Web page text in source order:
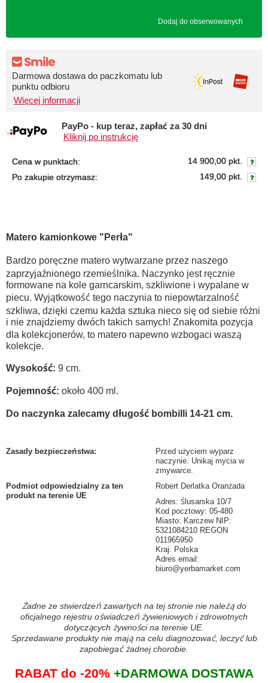
Dodaj do obserwowanych
Darmowa dostawa do paczkomatu lub
punktu odbioru
Więcej informacji
PayPo - kup teraz, zapłać za 30 dni
Kliknij po instrukcję
Cena w punktach:
14 900,00 pkt.
Po zakupie otrzymasz:
149,00 pkt.
Matero kamionkowe "Perła"
Bardzo poręczne matero wytwarzane przez naszego
zaprzyjaźnionego rzemieślnika. Naczynko jest ręcznie
formowane na kole garncarskim, szkliwione i wypalane w
piecu. Wyjątkowość tego naczynia to niepowtarzalność
szkliwa, dzięki czemu każda sztuka nieco się od siebie różni
i nie znajdziemy dwóch takich samych! Znakomita pozycja
dla kolekcjonerów, to matero napewno wzbogaci waszą
kolekcje.
Wysokość: 9 cm.
Pojemność: około 400 ml.
Do naczynka zalecamy długość bombilli 14-21 cm.
Zasady bezpieczeństwa:
Przed użyciem wyparz
naczynie. Unikaj mycia w
zmywarce.
Podmiot odpowiedzialny za ten
produkt na terenie UE
Robert Derlatka Oranżada
Adres: Ślusarska 10/7
Kod pocztowy: 05-480
Miasto: Karczew NIP:
5321084210 REGON
011965950
Kraj: Polska
Adres email:
biuro@yerbamarket.com
Żadne ze stwierdzeń zawartych na tej stronie nie należą do
oficjalnego rejestru oświadczeń żywieniowych i zdrowotnych
dotyczących żywności na terenie UE.
Sprzedawane produkty nie mają na celu diagnozować, leczyć lub
zapobiegać żadnej chorobie.
RABAT do -20%+DARMOWA DOSTAWA